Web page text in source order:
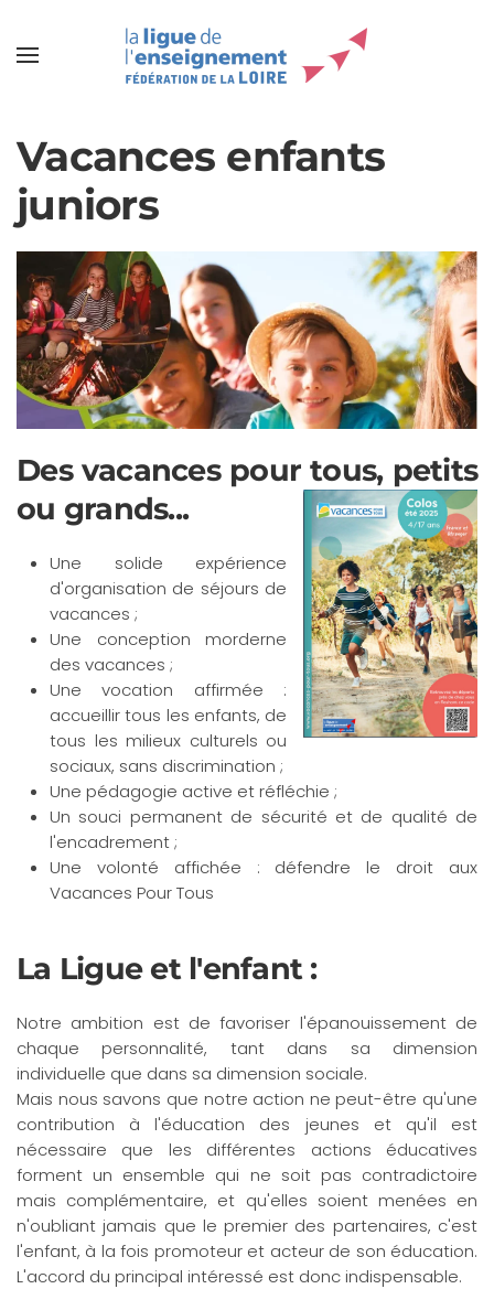
Vacances enfants
juniors
Des vacances pour tous, petits
ou grands...
Une solide expérience
d'organisation de séjours de
vacances ;
Une conception morderne
des vacances ;
Une vocation affirmée :
accueillir tous les enfants, de
tous les milieux culturels ou
sociaux, sans discrimination ;
Une pédagogie active et réfléchie ;
Un souci permanent de sécurité et de qualité de
l'encadrement ;
Une volonté affichée : défendre le droit aux
Vacances Pour Tous
La Ligue et l'enfant :
Notre ambition est de favoriser l'épanouissement de
chaque personnalité, tant dans sa dimension
individuelle que dans sa dimension sociale.
Mais nous savons que notre action ne peut-être qu'une
contribution à l'éducation des jeunes et qu'il est
nécessaire que les différentes actions éducatives
forment un ensemble qui ne soit pas contradictoire
mais complémentaire, et qu'elles soient menées en
n'oubliant jamais que le premier des partenaires, c'est
l'enfant, à la fois promoteur et acteur de son éducation.
L'accord du principal intéressé est donc indispensable.